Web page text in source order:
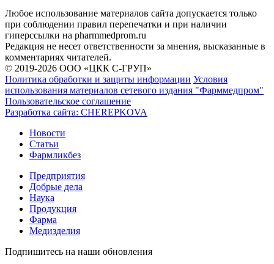
Любое использование материалов сайта допускается только
при соблюдении правил перепечатки и при наличии
гиперссылки на pharmmedprom.ru
Редакция не несет ответственности за мнения, высказанные в
комментариях читателей.
© 2019-2026 ООО «ЦКК С-ГРУП»
Политика обработки и защиты информации Условия
использования материалов сетевого издания "Фарммедпром"
Пользовательское соглашение
Разработка сайта: CHEREPKOVA
Новости
Статьи
Фармликбез
Предприятия
Добрые дела
Наука
Продукция
Фарма
Медизделия
Подпишитесь на наши обновления